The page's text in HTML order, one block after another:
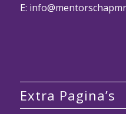
E:
Extra Pagina’s